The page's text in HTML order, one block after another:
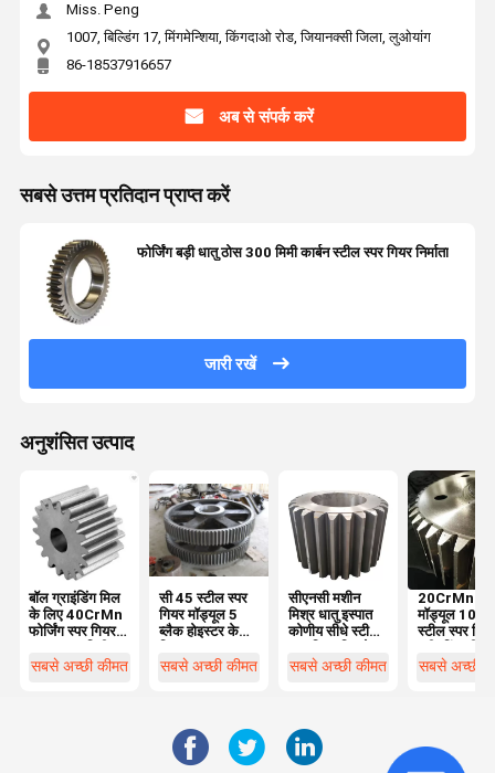
Miss. Peng
1007, बिल्डिंग 17, मिंगमेन्शिया, किंगदाओ रोड, जियानक्सी जिला, लुओयांग
86-18537916657
अब से संपर्क करें
सबसे उत्तम प्रतिदान प्राप्त करें
फोर्जिंग बड़ी धातु ठोस 300 मिमी कार्बन स्टील स्पर गियर निर्माता
जारी रखें
अनुशंसित उत्पाद
बॉल ग्राइंडिंग मिल
के लिए 40CrMn
फोर्जिंग स्पर गियर
सबसे अच्छी कीमत
सी 45 स्टील स्पर
गियर मॉड्यूल 5
ब्लैक होइस्टर के
सबसे अच्छी कीमत
सीएनसी मशीन
मिश्र धातु इस्पात
कोणीय सीधे स्टील
व्हील
सबसे अच्छी कीमत
20CrMnTi
मॉड्यूल 10
स्टील स्पर
सबसे अच्छी